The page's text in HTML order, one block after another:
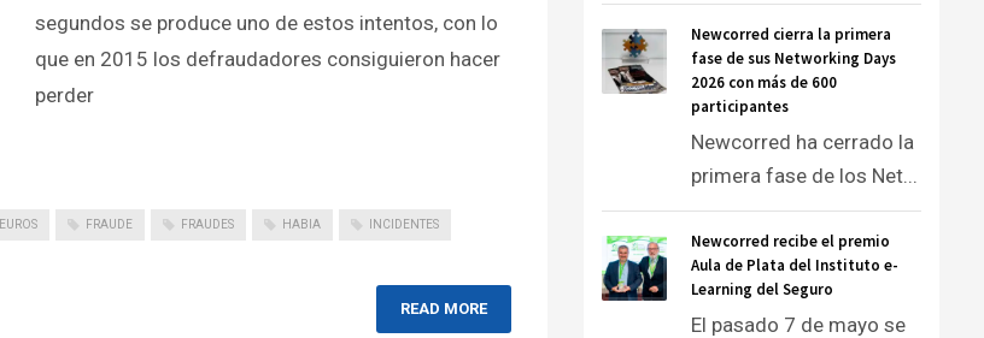
segundos se produce uno de estos intentos, con lo
que en 2015 los defraudadores consiguieron hacer
perder
EUROS FRAUDE FRAUDES HABIA INCIDENTES
READ MORE
Newcorred cierra la primera
fase de sus Networking Days
2026 con más de 600
participantes
Newcorred ha cerrado la
primera fase de los Net...
Newcorred recibe el premio
Aula de Plata del Instituto e-
Learning del Seguro
El pasado 7 de mayo se